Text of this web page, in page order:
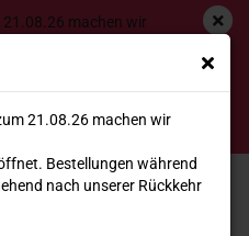
21.08.26 machen wir
Bestellungen während
nach unserer Rückkehr
21.08.26 machen wir
Bestellungen während
nach unserer